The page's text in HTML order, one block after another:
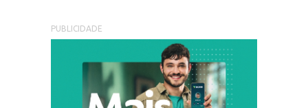
PUBLICIDADE